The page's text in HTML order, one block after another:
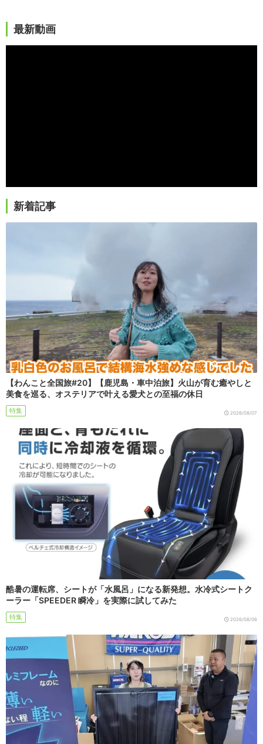
最新動画
新着記事
【わんこと全国旅#20】【鹿児島・車中泊旅】火山が育む癒やしと
美食を巡る、オステリアで叶える愛犬との至福の休日
特集 2026/08/07
酷暑の運転席、シートが「水風呂」になる新発想。水冷式シートク
ーラー「SPEEDER 瞬冷」を実際に試してみた
特集 2026/08/06